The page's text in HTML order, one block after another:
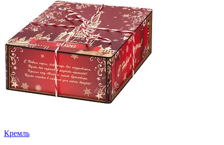
Кремль